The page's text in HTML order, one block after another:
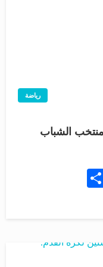
رياضة
الشباب
Email